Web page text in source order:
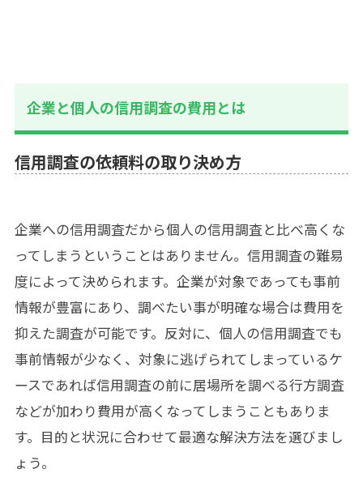
企業と個人の信用調査の費用とは
信用調査の依頼料の取り決め方
企業への信用調査だから個人の信用調査と比べ高くな
ってしまうということはありません。信用調査の難易
度によって決められます。企業が対象であっても事前
情報が豊富にあり、調べたい事が明確な場合は費用を
抑えた調査が可能です。反対に、個人の信用調査でも
事前情報が少なく、対象に逃げられてしまっているケ
ースであれば信用調査の前に居場所を調べる行方調査
などが加わり費用が高くなってしまうこともありま
す。目的と状況に合わせて最適な解決方法を選びまし
ょう。